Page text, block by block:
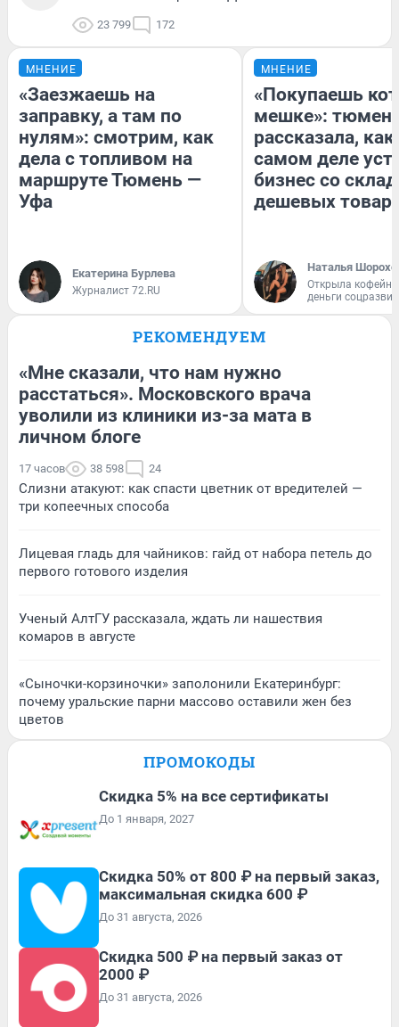
23 799 172
МНЕНИЕ
«Заезжаешь на
заправку, а там по
нулям»: смотрим, как
дела с топливом на
маршруте Тюмень —
Уфа
Екатерина Бурлева
Журналист 72.RU
МНЕНИЕ
«Покупаешь
мешке»:
рассказала, как
самом деле
бизнес со
дешевых
Наталья
Открыла
деньги
РЕКОМЕНДУЕМ
«Мне сказали, что нам нужно
расстаться». Московского врача
уволили из клиники из-за мата в
личном блоге
17 часов 38 598 24
Слизни атакуют: как спасти цветник от вредителей —
три копеечных способа
Лицевая гладь для чайников: гайд от набора петель до
первого готового изделия
Ученый АлтГУ рассказала, ждать ли нашествия
комаров в августе
«Сыночки-корзиночки» заполонили Екатеринбург:
почему уральские парни массово оставили жен без
цветов
ПРОМОКОДЫ
Скидка 5% на все сертификаты
До 1 января, 2027
Скидка 50% от 800 ₽ на первый заказ,
максимальная скидка 600 ₽
До 31 августа, 2026
Скидка 500 ₽ на первый заказ от
2000 ₽
До 31 августа, 2026